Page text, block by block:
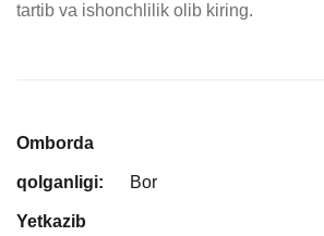
tartib va ishonchlilik olib kiring.
Omborda
qolganligi: Bor
Yetkazib